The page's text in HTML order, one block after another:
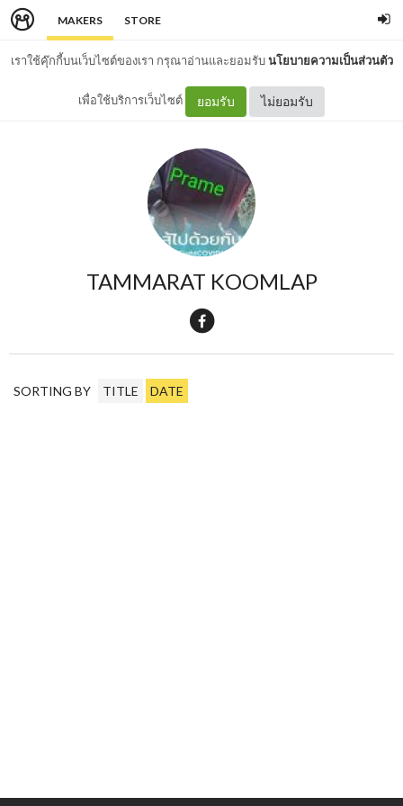
MAKERS STORE
เราใช้คุ๊กกี้บนเว็บไซต์ของเรา กรุณาอ่านและยอมรับนโยบายความเป็นส่วนตัว
เพื่อใช้บริการเว็บไซต์ ยอมรับ ไม่ยอมรับ
TAMMARAT KOOMLAP
SORTING BY TITLE DATE